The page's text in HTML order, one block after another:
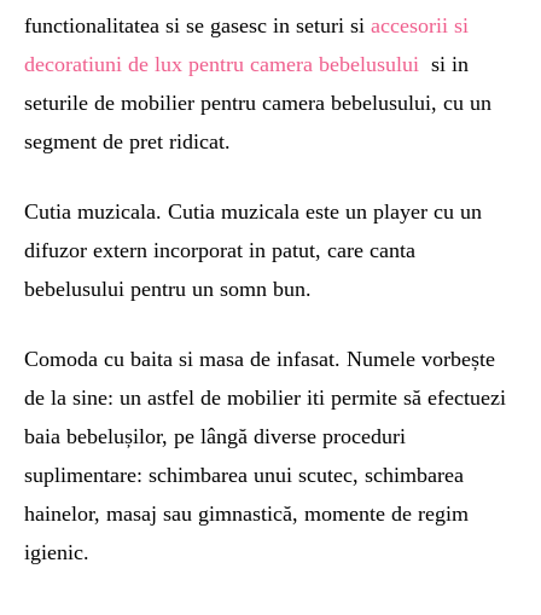
functionalitatea si se gasesc in seturi si accesorii si
decoratiuni de lux pentru camera bebelusului si in
seturile de mobilier pentru camera bebelusului, cu un
segment de pret ridicat.
Cutia muzicala. Cutia muzicala este un player cu un
difuzor extern incorporat in patut, care canta
bebelusului pentru un somn bun.
Comoda cu baita si masa de infasat. Numele vorbește
de la sine: un astfel de mobilier iti permite să efectuezi
baia bebelușilor, pe lângă diverse proceduri
suplimentare: schimbarea unui scutec, schimbarea
hainelor, masaj sau gimnastică, momente de regim
igienic.